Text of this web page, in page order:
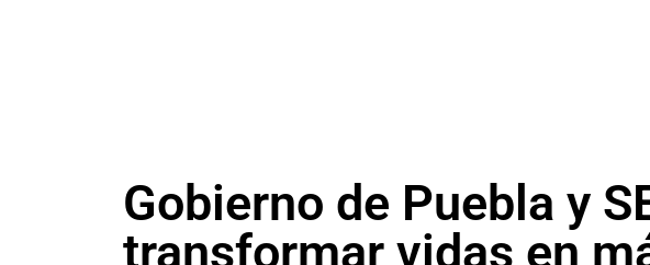
Gobierno de Puebla y
transformar vidas en